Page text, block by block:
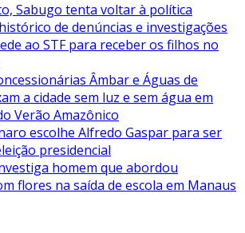
Sabugo tenta voltar à política
de denúncias e investigações
ao STF para receber os filhos no
Âmbar e Águas de
a cidade sem luz e sem água em
Verão Amazônico
escolhe Alfredo Gaspar para ser
presidencial
homem que abordou
flores na saída de escola em Manaus